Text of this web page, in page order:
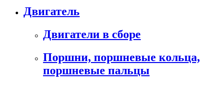
Двигатель
Двигатели в сборе
Поршни, поршневые кольца,
поршневые пальцы